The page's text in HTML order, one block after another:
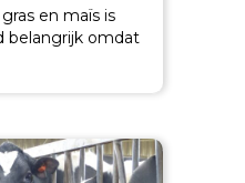
en maïs is
belangrijk omdat